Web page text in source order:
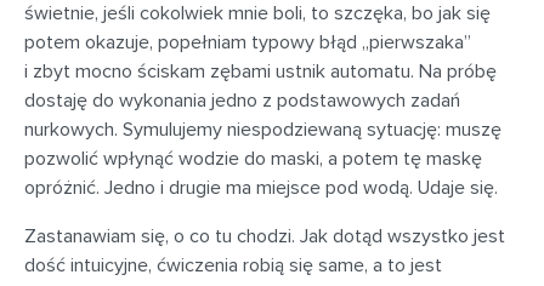
świetnie, jeśli cokolwiek mnie boli, to szczęka, bo jak się
potem okazuje, popełniam typowy błąd „pierwszaka”
i zbyt mocno ściskam zębami ustnik automatu. Na próbę
dostaję do wykonania jedno z podstawowych zadań
nurkowych. Symulujemy niespodziewaną sytuację: muszę
pozwolić wpłynąć wodzie do maski, a potem tę maskę
opróżnić. Jedno i drugie ma miejsce pod wodą. Udaje się.
Zastanawiam się, o co tu chodzi. Jak dotąd wszystko jest
dość intuicyjne, ćwiczenia robią się same, a to jest